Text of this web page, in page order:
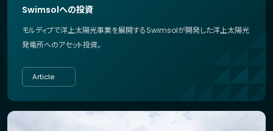
Swimsolへの投資
モルディブで洋上太陽光事業を展開するSwimsolが開発した洋上太陽光
発電所へのアセット投資。
Article